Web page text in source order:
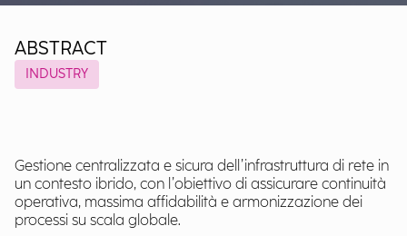
ABSTRACT
INDUSTRY
Gestione centralizzata e sicura dell’infrastruttura di rete in
un contesto ibrido, con l’obiettivo di assicurare continuità
operativa, massima affidabilità e armonizzazione dei
processi su scala globale.